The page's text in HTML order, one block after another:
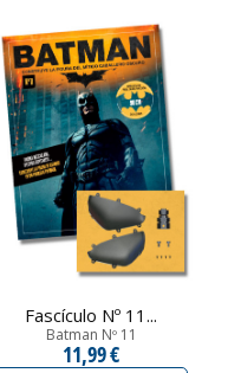
Fascículo Nº 11...
Batman Nº 11
11,99 €